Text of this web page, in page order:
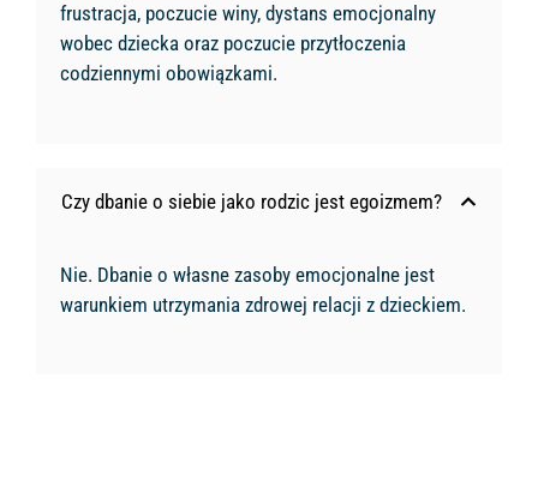
frustracja, poczucie winy, dystans emocjonalny
wobec dziecka oraz poczucie przytłoczenia
codziennymi obowiązkami.
Czy dbanie o siebie jako rodzic jest egoizmem?
Nie. Dbanie o własne zasoby emocjonalne jest
warunkiem utrzymania zdrowej relacji z dzieckiem.